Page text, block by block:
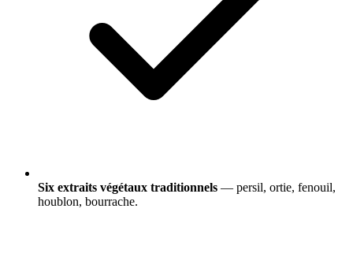
Six extraits végétaux traditionnels — persil, ortie, fenouil,
houblon, bourrache.